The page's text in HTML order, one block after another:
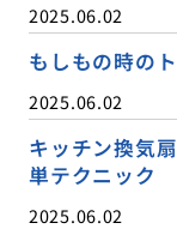
2025.06.02
もしもの時の
2025.06.02
キッチン換気
単テクニック
2025.06.02